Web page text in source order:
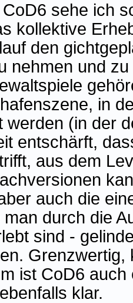
sehe ich
kollektive
den
nehmen und
in
werden (in der
entschärft,
aus dem
auch die
durch die
sind -
Grenzwertig,
ist CoD6 auch
klar.